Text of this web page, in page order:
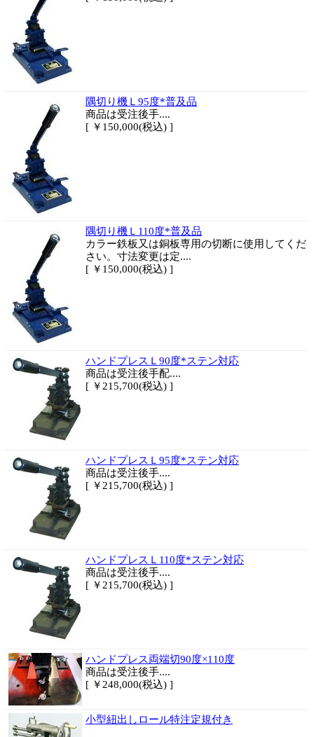
隅切り機Ｌ95度*普及品
商品は受注後手....
[ ￥150,000(税込) ]
隅切り機Ｌ110度*普及品
カラー鉄板又は銅板専用の切断に使用してくだ
さい。寸法変更は定....
[ ￥150,000(税込) ]
ハンドプレスＬ90度*ステン対応
商品は受注後手配....
[ ￥215,700(税込) ]
ハンドプレスＬ95度*ステン対応
商品は受注後手....
[ ￥215,700(税込) ]
ハンドプレスＬ110度*ステン対応
商品は受注後手....
[ ￥215,700(税込) ]
ハンドプレス両端切90度×110度
商品は受注後手....
[ ￥248,000(税込) ]
小型紐出しロール特注定規付き